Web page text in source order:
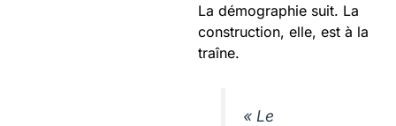
La démographie suit. La
construction, elle, est à la
traîne.
« Le